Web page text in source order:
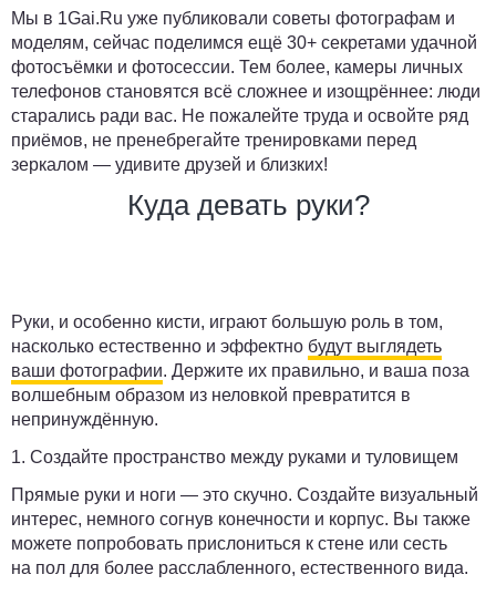
Мы в 1Gai.Ru уже публиковали советы фотографам и
моделям, сейчас поделимся ещё 30+ секретами удачной
фотосъёмки и фотосессии. Тем более, камеры личных
телефонов становятся всё сложнее и изощрённее: люди
старались ради вас. Не пожалейте труда и освойте ряд
приёмов, не пренебрегайте тренировками перед
зеркалом — удивите друзей и близких!
Куда девать руки?
Руки, и особенно кисти, играют большую роль в том,
насколько естественно и эффектно будут выглядеть
ваши фотографии. Держите их правильно, и ваша поза
волшебным образом из неловкой превратится в
непринуждённую.
1. Создайте пространство между руками и туловищем
Прямые руки и ноги — это скучно. Создайте визуальный
интерес, немного согнув конечности и корпус. Вы также
можете попробовать прислониться к стене или сесть
на пол для более расслабленного, естественного вида.